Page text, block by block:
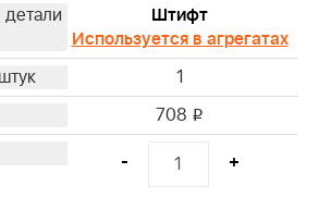
Штифт
Используется в агрегатах
1
708 i
- +